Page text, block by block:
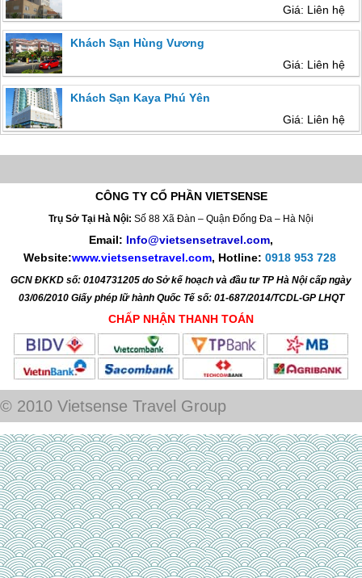
Giá: Liên hệ
Khách Sạn Hùng Vương
Giá: Liên hệ
Khách Sạn Kaya Phú Yên
Giá: Liên hệ
CÔNG TY CỔ PHẦN VIETSENSE
Trụ Sở Tại Hà Nội: Số 88 Xã Đàn – Quận Đống Đa – Hà Nội
Email: Info@vietsensetravel.com,
Website:www.vietsensetravel.com, Hotline: 0918 953 728
GCN ĐKKD số: 0104731205 do Sở kế hoạch và đầu tư TP Hà Nội cấp ngày
03/06/2010 Giấy phép lữ hành Quốc Tế số: 01-687/2014/TCDL-GP LHQT
CHẤP NHẬN THANH TOÁN
© 2010 Vietsense Travel Group